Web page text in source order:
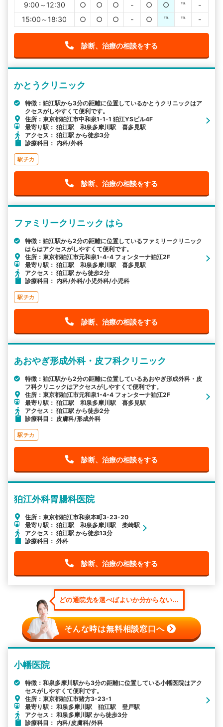
9:00～12:30
○ ○ ○ - ○ ○ ℡
-
15:00～18:30
○ ○ ○ - ○ ℡ ℡ -
診断、治療の相談をする
かとうクリニック
特徴：狛江駅から3分の距離に位置しているかとうクリニックはア
クセスがしやすくて便利です。
住所：東京都狛江市中和泉1-1-1 狛江YSビル4F
最寄り駅： 狛江駅 和泉多摩川駅 喜多見駅
アクセス： 狛江駅 から徒歩3分
診療科目： 内科/外科
駅チカ
診断、治療の相談をする
ファミリークリニック はら
特徴：狛江駅から2分の距離に位置しているファミリークリニック
はらはアクセスがしやすくて便利です。
住所：東京都狛江市元和泉1-4-4 フォンターナ狛江2F
最寄り駅： 狛江駅 和泉多摩川駅 喜多見駅
アクセス： 狛江駅 から徒歩2分
診療科目： 内科/外科/小児外科/小児科
駅チカ
診断、治療の相談をする
あおやぎ形成外科・皮フ科クリニック
特徴：狛江駅から2分の距離に位置しているあおやぎ形成外科・皮
フ科クリニックはアクセスがしやすくて便利です。
住所：東京都狛江市元和泉1-4-4 フォンターナ狛江2F
最寄り駅： 狛江駅 和泉多摩川駅 喜多見駅
アクセス： 狛江駅 から徒歩2分
診療科目： 皮膚科/形成外科
駅チカ
診断、治療の相談をする
狛江外科胃腸科医院
住所：東京都狛江市和泉本町3-23-20
最寄り駅： 狛江駅 和泉多摩川駅 柴崎駅
アクセス： 狛江駅 から徒歩13分
診療科目： 外科
診断、治療の相談をする
どの通院先を選べばよいか分からない...
そんな時は無料相談窓口へ
小幡医院
特徴：和泉多摩川駅から3分の距離に位置している小幡医院はアク
セスがしやすくて便利です。
住所：東京都狛江市猪方3-23-1
最寄り駅： 和泉多摩川駅 狛江駅 登戸駅
アクセス： 和泉多摩川駅 から徒歩3分
診療科目： 内科/皮膚科/外科